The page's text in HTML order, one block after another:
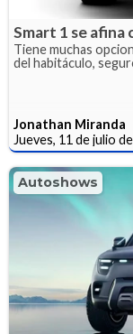
Smart 1 se afina
Tiene muchas
del habitáculo,
Jonathan Miranda
Jueves, 11 de julio
Autoshows